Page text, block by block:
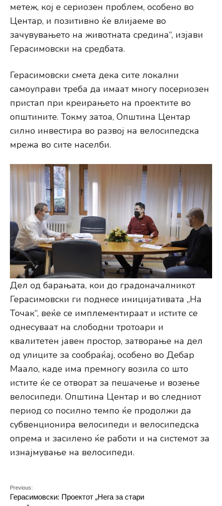
метеж, кој е сериозен проблем, особено во
Центар, и позитивно ќе влијаеме во
зачувувањето на животната средина“, изјави
Герасимовски на средбата.
Герасимовски смета дека сите локални
самоуправи треба да имаат многу посериозен
пристап при креирањето на проектите во
општините. Токму затоа, Општина Центар
силно инвестира во развој на велосипедска
мрежа во сите населби.
Дел од барањата, кои до градоначалникот
Герасимовски ги поднесе иницијативата „На
Точак“, веќе се имплементираат и истите се
однесуваат на слободни тротоари и
квалитетен јавен простор, затворање на дел
од улиците за сообраќај, особено во Дебар
Маало, каде има премногу возила со што
истите ќе се отворат за пешачење и возење
велосипеди. Општина Центар и во следниот
период со посилно темпо ќе продолжи да
субвенционира велосипеди и велосипедска
опрема и засилено ќе работи и на системот за
изнајмување на велосипеди.
Previous:
Герасимовски: Проектот „Нега за стари